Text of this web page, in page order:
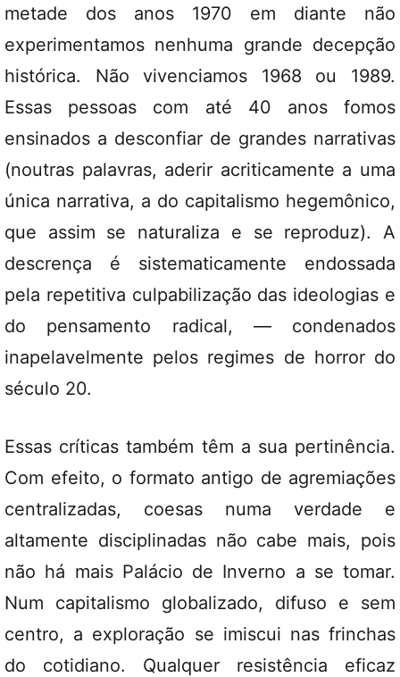
metade dos anos 1970 em diante não
experimentamos nenhuma grande decepção
histórica. Não vivenciamos 1968 ou 1989.
Essas pessoas com até 40 anos fomos
ensinados a desconfiar de grandes narrativas
(noutras palavras, aderir acriticamente a uma
única narrativa, a do capitalismo hegemônico,
que assim se naturaliza e se reproduz). A
descrença é sistematicamente endossada
pela repetitiva culpabilização das ideologias e
do pensamento radical, — condenados
inapelavelmente pelos regimes de horror do
século 20.
Essas críticas também têm a sua pertinência.
Com efeito, o formato antigo de agremiações
centralizadas, coesas numa verdade e
altamente disciplinadas não cabe mais, pois
não há mais Palácio de Inverno a se tomar.
Num capitalismo globalizado, difuso e sem
centro, a exploração se imiscui nas frinchas
do cotidiano. Qualquer resistência eficaz